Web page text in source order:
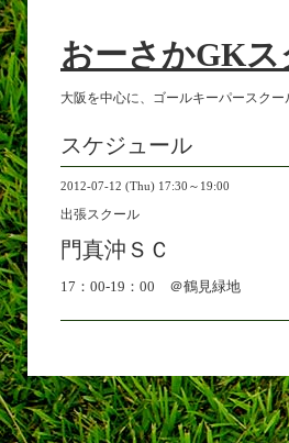
おーさかGKス
大阪を中心に、ゴールキーパースクー
スケジュール
2012-07-12 (Thu) 17:30～19:00
出張スクール
門真沖ＳＣ
17：00-19：00 ＠鶴見緑地